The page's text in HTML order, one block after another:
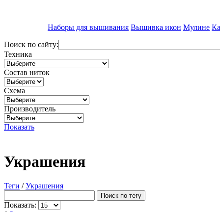
Наборы для вышивания Вышивка икон Мулине
Поиск по сайту:
Техника
Состав ниток
Схема
Производитель
Показать
Украшения
Теги /Украшения
Показать: